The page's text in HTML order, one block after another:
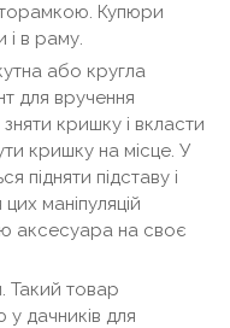
Купюри
і в раму.
або кругла
для вручення
кришку і вкласти
кришку на місце. У
підняти підставу і
маніпуляцій
аксесуара на своє
Такий товар
у дачників для